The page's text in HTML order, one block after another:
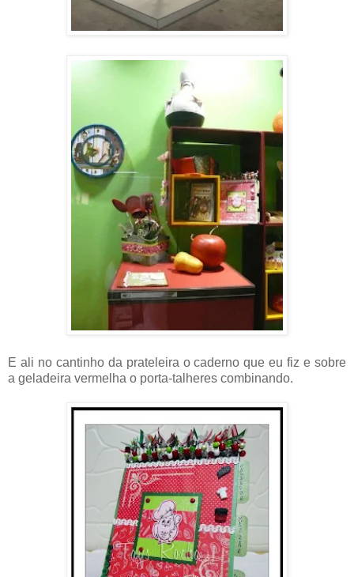
E ali no cantinho da prateleira o caderno que eu fiz e sobre
a geladeira vermelha o porta-talheres combinando.